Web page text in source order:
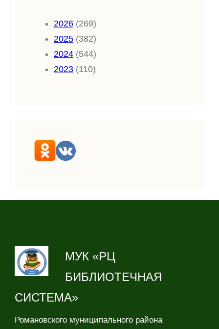
2026 (269)
2025 (382)
2024 (544)
2023 (110)
МУК «РЦ
БИБЛИОТЕЧНАЯ
СИСТЕМА»
Романовского муниципального района